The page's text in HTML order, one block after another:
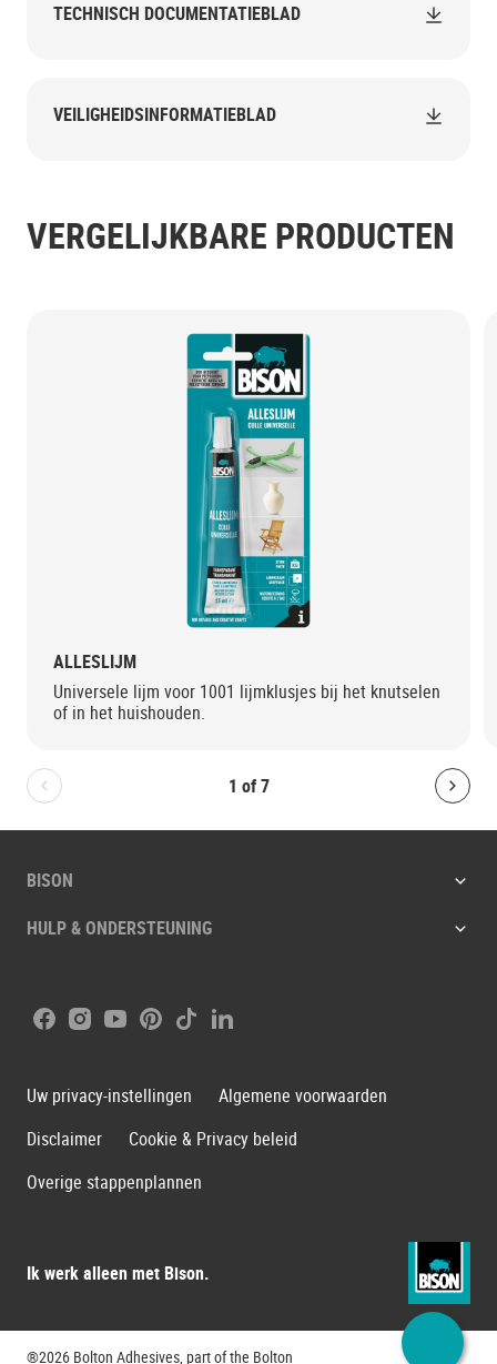
TECHNISCH DOCUMENTATIEBLAD
VEILIGHEIDSINFORMATIEBLAD
VERGELIJKBARE PRODUCTEN
1 of 7
Bolton.General.PreviousSlide
ALLESLIJM
Universele lijm voor 1001 lijmklusjes bij het knutselen
of in het huishouden.
BISON
HULP & ONDERSTEUNING
Ik werk alleen met Bison.
Facebook
Instagram
YoutubePinterest
TiktokLinkedIn
Uw privacy-instellingen
Algemene voorwaarden
Disclaimer
Cookie & Privacy beleid
Overige stappenplannen
®2026 Bolton Adhesives, part of the Bolton